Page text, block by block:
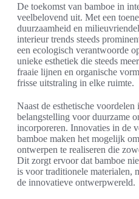
De toekomst van bamboe in
veelbelovend uit. Met een
duurzaamheid en
interieur trends steeds
een ecologisch verantwoorde
unieke esthetiek die steeds
fraaie lijnen en organische
frisse uitstraling in elke ruimte.
Naast de esthetische voordelen
belangstelling voor duurzame
incorporeren. Innovaties in de
bamboe maken het mogelijk
ontwerpen te realiseren die
Dit zorgt ervoor dat bamboe
is voor traditionele materialen,
de innovatieve ontwerpwereld.